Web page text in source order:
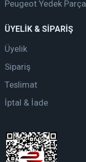
Peugeot Yedek Parça
ÜYELİK & SİPARİŞ
Üyelik
Sipariş
Teslimat
İptal & İade